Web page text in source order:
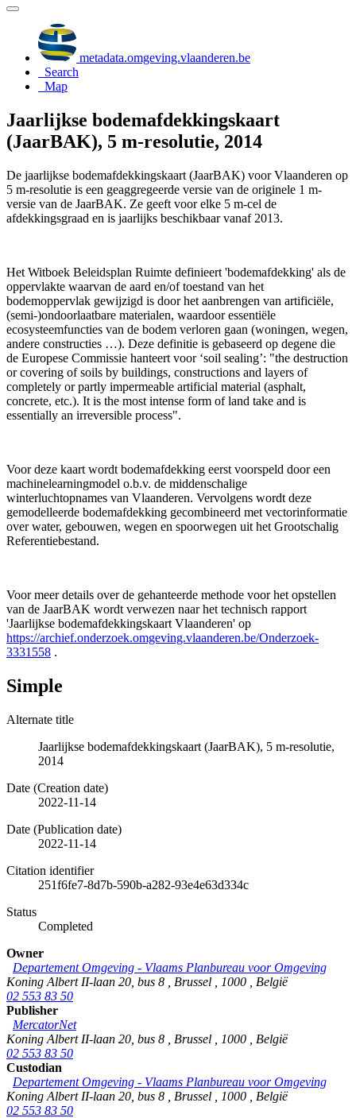
metadata.omgeving.vlaanderen.be
Search
Map
Jaarlijkse bodemafdekkingskaart
(JaarBAK), 5 m-resolutie, 2014
De jaarlijkse bodemafdekkingskaart (JaarBAK) voor Vlaanderen op
5 m-resolutie is een geaggregeerde versie van de originele 1 m-
versie van de JaarBAK. Ze geeft voor elke 5 m-cel de
afdekkingsgraad en is jaarlijks beschikbaar vanaf 2013.
Het Witboek Beleidsplan Ruimte definieert 'bodemafdekking' als de
oppervlakte waarvan de aard en/of toestand van het
bodemoppervlak gewijzigd is door het aanbrengen van artificiële,
(semi-)ondoorlaatbare materialen, waardoor essentiële
ecosysteemfuncties van de bodem verloren gaan (woningen, wegen,
andere constructies …). Deze definitie is gebaseerd op degene die
de Europese Commissie hanteert voor ‘soil sealing’: "the destruction
or covering of soils by buildings, constructions and layers of
completely or partly impermeable artificial material (asphalt,
concrete, etc.). It is the most intense form of land take and is
essentially an irreversible process".
Voor deze kaart wordt bodemafdekking eerst voorspeld door een
machinelearningmodel o.b.v. de middenschalige
winterluchtopnames van Vlaanderen. Vervolgens wordt deze
gemodelleerde bodemafdekking gecombineerd met vectorinformatie
over water, gebouwen, wegen en spoorwegen uit het Grootschalig
Referentiebestand.
Voor meer details over de gehanteerde methode voor het opstellen
van de JaarBAK wordt verwezen naar het technisch rapport
'Jaarlijkse bodemafdekkingskaart Vlaanderen' op
https://archief.onderzoek.omgeving.vlaanderen.be/Onderzoek-
3331558 .
Simple
Alternate title
Jaarlijkse bodemafdekkingskaart (JaarBAK), 5 m-resolutie,
2014
Date (Creation date)
2022-11-14
Date (Publication date)
2022-11-14
Citation identifier
251f6fe7-8d7b-590b-a282-93e4e63d334c
Status
Completed
Owner
Departement Omgeving - Vlaams Planbureau voor Omgeving
Koning Albert II-laan 20, bus 8
Brussel 1000
België
02 553 83 50
Publisher
MercatorNet
Koning Albert II-laan 20, bus 8
Brussel 1000
België
02 553 83 50
Custodian
Departement Omgeving - Vlaams Planbureau voor Omgeving
Koning Albert II-laan 20, bus 8
Brussel 1000
België
02 553 83 50